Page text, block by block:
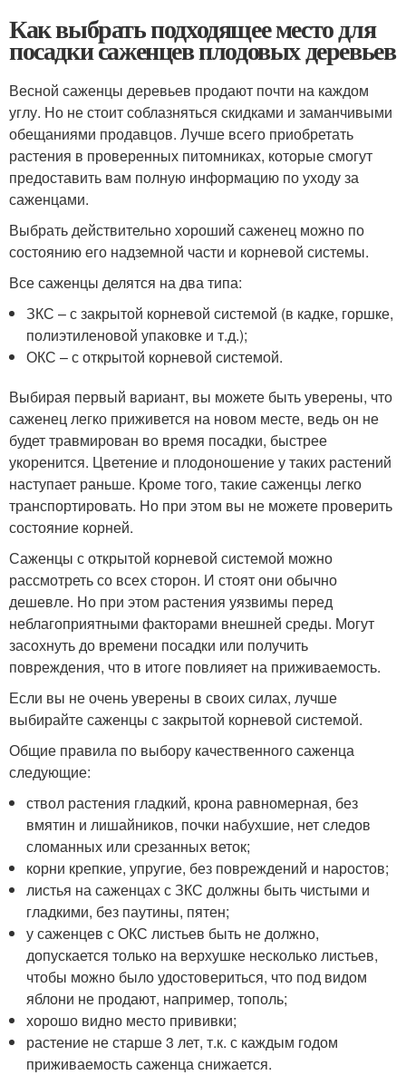
Как выбрать подходящее место для
посадки саженцев плодовых деревьев
Весной саженцы деревьев продают почти на каждом
углу. Но не стоит соблазняться скидками и заманчивыми
обещаниями продавцов. Лучше всего приобретать
растения в проверенных питомниках, которые смогут
предоставить вам полную информацию по уходу за
саженцами.
Выбрать действительно хороший саженец можно по
состоянию его надземной части и корневой системы.
Все саженцы делятся на два типа:
ЗКС – с закрытой корневой системой (в кадке, горшке,
полиэтиленовой упаковке и т.д.);
ОКС – с открытой корневой системой.
Выбирая первый вариант, вы можете быть уверены, что
саженец легко приживется на новом месте, ведь он не
будет травмирован во время посадки, быстрее
укоренится. Цветение и плодоношение у таких растений
наступает раньше. Кроме того, такие саженцы легко
транспортировать. Но при этом вы не можете проверить
состояние корней.
Саженцы с открытой корневой системой можно
рассмотреть со всех сторон. И стоят они обычно
дешевле. Но при этом растения уязвимы перед
неблагоприятными факторами внешней среды. Могут
засохнуть до времени посадки или получить
повреждения, что в итоге повлияет на приживаемость.
Если вы не очень уверены в своих силах, лучше
выбирайте саженцы с закрытой корневой системой.
Общие правила по выбору качественного саженца
следующие:
ствол растения гладкий, крона равномерная, без
вмятин и лишайников, почки набухшие, нет следов
сломанных или срезанных веток;
корни крепкие, упругие, без повреждений и наростов;
листья на саженцах с ЗКС должны быть чистыми и
гладкими, без паутины, пятен;
у саженцев с ОКС листьев быть не должно,
допускается только на верхушке несколько листьев,
чтобы можно было удостовериться, что под видом
яблони не продают, например, тополь;
хорошо видно место прививки;
растение не старше 3 лет, т.к. с каждым годом
приживаемость саженца снижается.